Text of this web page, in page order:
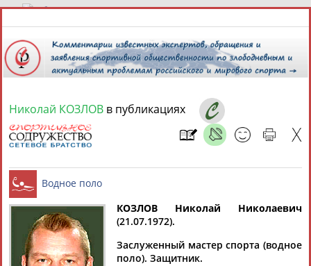
9 августа 2026 года,05:13
Найдено: 13181 Расширенный поиск
Аслаудин
АБАЕВ
Елена
АБАИМОВА
Мария
АБАКУМОВА
АБАЛАКИНА
Николай КОЗЛОВ в публикациях
Водное поло
КОЗЛОВ Николай Николаевич
(21.07.1972).
Заслуженный мастер спорта (водное
поло). Защитник.